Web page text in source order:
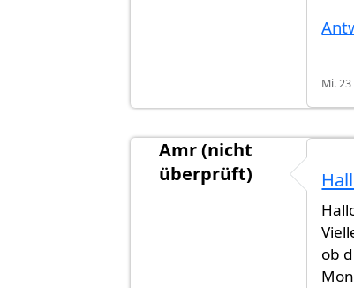
Mi.
Amr (nicht
überprüft)
Keine Ahnung.
ob